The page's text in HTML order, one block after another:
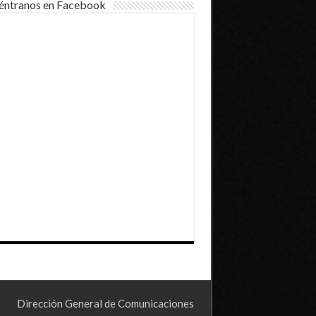
en Facebook
Dirección General de Comunicaciones